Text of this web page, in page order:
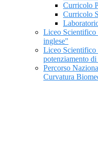
Curricolo
Curricolo
Liceo Scientifico
inglese"
Liceo Scientifico
potenziamento
Percorso
Curvatura